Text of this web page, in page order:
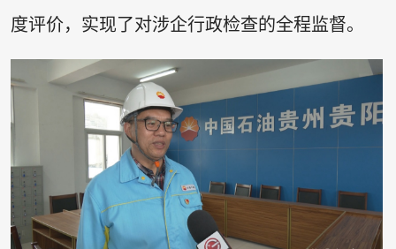
度评价，实现了对涉企行政检查的全程监督。